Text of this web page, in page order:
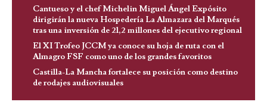
Cantueso y el chef Michelin Miguel Ángel Expósito
dirigirán la nueva Hospedería La Almazara del Marqués
tras una inversión de 21,2 millones del ejecutivo regional
El XI Trofeo JCCM ya conoce su hoja de ruta con el
Almagro FSF como uno de los grandes favoritos
Castilla-La Mancha fortalece su posición como destino
de rodajes audiovisuales